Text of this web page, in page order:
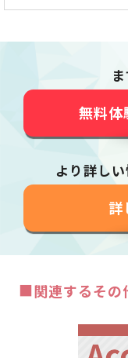
無料体
より詳し
詳
■関連するその